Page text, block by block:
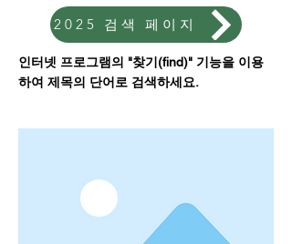
2025 검색 페이지
인터넷 프로그램의 "찾기(find)" 기능을 이용
하여 제목의 단어로 검색하세요.